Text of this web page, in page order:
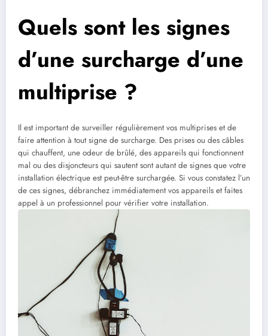
Quels sont les signes
d’une surcharge d’une
multiprise ?
Il est important de surveiller régulièrement vos multiprises et de
faire attention à tout signe de surcharge. Des prises ou des câbles
qui chauffent, une odeur de brûlé, des appareils qui fonctionnent
mal ou des disjoncteurs qui sautent sont autant de signes que votre
installation électrique est peut-être surchargée. Si vous constatez l’un
de ces signes, débranchez immédiatement vos appareils et faites
appel à un professionnel pour vérifier votre installation.